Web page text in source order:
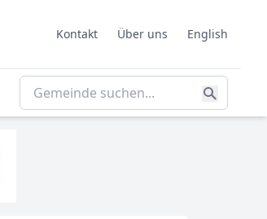
Kontakt Über uns English